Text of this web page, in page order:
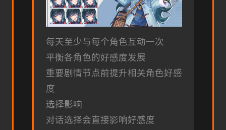
每天至少与每个角色互动一次
平衡各角色的好感度发展
重要剧情节点前提升相关角色好感
度
选择影响
对话选择会直接影响好感度